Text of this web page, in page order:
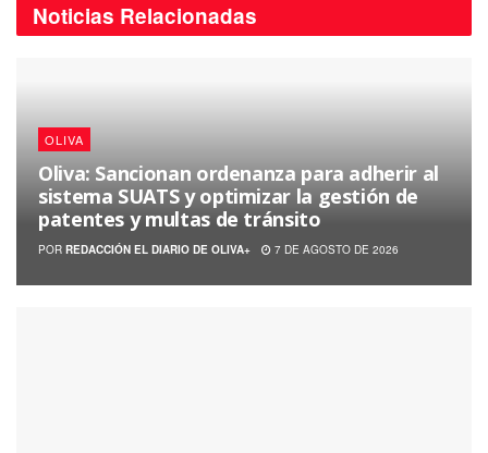
Noticias Relacionadas
OLIVA
Oliva: Sancionan ordenanza para adherir al
sistema SUATS y optimizar la gestión de
patentes y multas de tránsito
POR REDACCIÓN EL DIARIO DE OLIVA+ 7 DE AGOSTO DE 2026